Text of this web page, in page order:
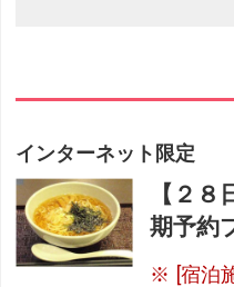
インターネット限定
【２
期予約
[宿泊